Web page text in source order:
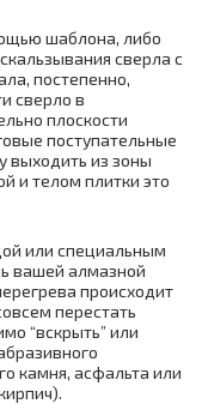
шаблона, либо
сверла с
постепенно,
сверло в
плоскости
поступательные
выходить из зоны
и телом плитки это
или специальным
вашей алмазной
происходит
перестать
“вскрыть” или
камня, асфальта или